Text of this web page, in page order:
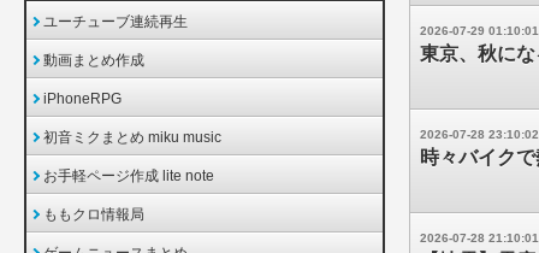
2026-07-29 01:10:01
東京、秋に
2026-07-28 23:10:02
時々バイク
2026-07-28 21:10:01
ユーチューブ連続再生
動画まとめ作成
iPhoneRPG
初音ミクまとめ miku music
お手軽ページ作成 lite note
ももクロ情報局